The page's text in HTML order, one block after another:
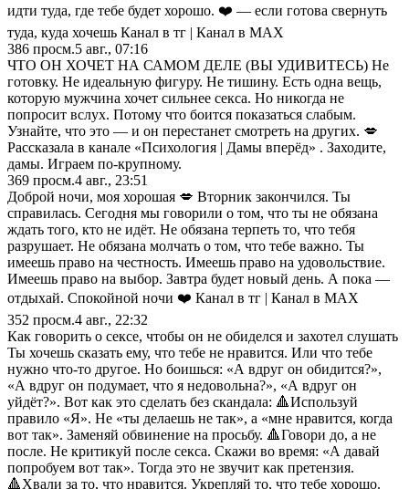
идти туда, где тебе будет хорошо. ❤️ — если готова свернуть
туда, куда хочешь Канал в тг | Канал в МАХ
386 просм.5 авг., 07:16
ЧТО ОН ХОЧЕТ НА САМОМ ДЕЛЕ (ВЫ УДИВИТЕСЬ) Не
готовку. Не идеальную фигуру. Не тишину. Есть одна вещь,
которую мужчина хочет сильнее секса. Но никогда не
попросит вслух. Потому что боится показаться слабым.
Узнайте, что это — и он перестанет смотреть на других. 💋
Рассказала в канале «Психология | Дамы вперёд» . Заходите,
дамы. Играем по-крупному.
369 просм.4 авг., 23:51
Доброй ночи, моя хорошая 💋 Вторник закончился. Ты
справилась. Сегодня мы говорили о том, что ты не обязана
ждать того, кто не идёт. Не обязана терпеть то, что тебя
разрушает. Не обязана молчать о том, что тебе важно. Ты
имеешь право на честность. Имеешь право на удовольствие.
Имеешь право на выбор. Завтра будет новый день. А пока —
отдыхай. Спокойной ночи ❤️ Канал в тг | Канал в МАХ
352 просм.4 авг., 22:32
Как говорить о сексе, чтобы он не обиделся и захотел слушать
Ты хочешь сказать ему, что тебе не нравится. Или что тебе
нужно что-то другое. Но боишься: «А вдруг он обидится?»,
«А вдруг он подумает, что я недовольна?», «А вдруг он
уйдёт?». Вот как это сделать без скандала: 🔺Используй
правило «Я». Не «ты делаешь не так», а «мне нравится, когда
вот так». Заменяй обвинение на просьбу. 🔺Говори до, а не
после. Не критикуй после секса. Скажи во время: «А давай
попробуем вот так». Тогда это не звучит как претензия.
🔺Хвали за то, что нравится. Укрепляй то, что тебе хорошо.